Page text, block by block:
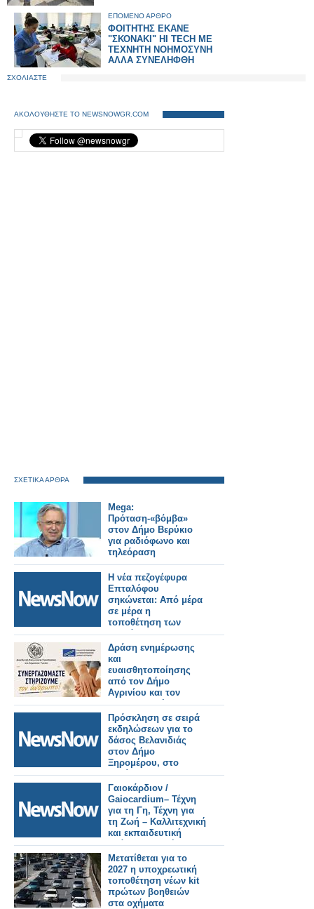
ΕΠΟΜΕΝΟ ΑΡΘΡΟ
ΦΟΙΤΗΤΗΣ ΕΚΑΝΕ
"ΣΚΟΝΑΚΙ" HI TECH ΜΕ
ΤΕΧΝΗΤΗ ΝΟΗΜΟΣΥΝΗ
ΑΛΛΑ ΣΥΝΕΛΗΦΘΗ
ΣΧΟΛΙΑΣΤΕ
ΑΚΟΛΟΥΘΗΣΤΕ ΤΟ NEWSNOWGR.COM
ΣΧΕΤΙΚΑ ΑΡΘΡΑ
Mega:
Πρόταση-«βόμβα»
στον Δήμο Βερύκιο
για ραδιόφωνο και
τηλεόραση
Η νέα πεζογέφυρα
Επταλόφου
σηκώνεται: Από μέρα
σε μέρα η
τοποθέτηση των
τμημάτων.
Δράση ενημέρωσης
και
ευαισθητοποίησης
από τον Δήμο
Αγρινίου και τον
ΣΕΕΔΑ με μήνυμα
«Συνεργαζόμαστε –
Στηρίζουμε τον
άνθρωπο»
Πρόσκληση σε σειρά
εκδηλώσεων για το
δάσος Βελανιδιάς
στον Δήμο
Ξηρομέρου, στο
πλαίσιο του
Eυρωπαϊκού
Συμφώνου για το
Κλίμα.
Γαιοκάρδιον /
Gaiocardium– Τέχνη
για τη Γη, Τέχνη για
τη Ζωή – Καλλιτεχνική
και εκπαιδευτική
δράση στον Δήμο
Ξηρομέρου.
Μετατίθεται για το
2027 η υποχρεωτική
τοποθέτηση νέων kit
πρώτων βοηθειών
στα οχήματα